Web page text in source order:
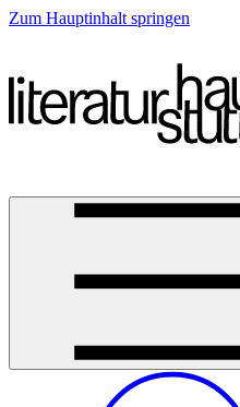
Zum Hauptinhalt springen